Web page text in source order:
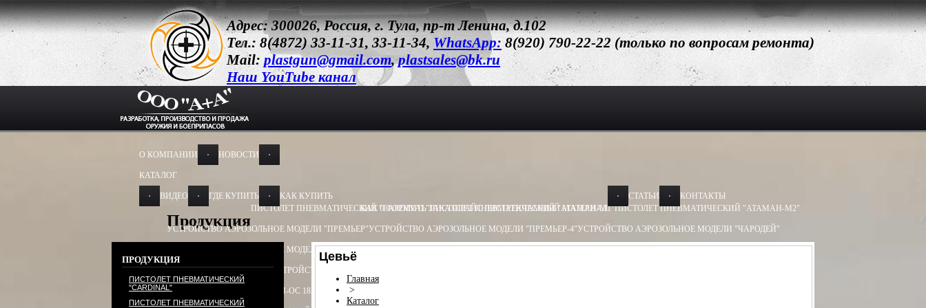
Адрес: 300026, Россия, г. Тула, пр-т Ленина, д.102
Тел.: 8(4872) 33-11-31, 33-11-34, WhatsApp:8(920) 790-22-22 (только по вопросам ремонта)
Mail: plastgun@gmail.com,plastsales@bk.ru
Наш YouTube канал
О КОМПАНИИ НОВОСТИ
КАТАЛОГ
Продукция
ПИСТОЛЕТ ПНЕВМАТИЧЕСКИЙ "CARDINAL"ПИСТОЛЕТ ПНЕВМАТИЧЕСКИЙ "АТАМАН-М1"ПИСТОЛЕТ ПНЕВМАТИЧЕСКИЙ "АТАМАН-М2"
УСТРОЙСТВО АЭРОЗОЛЬНОЕ МОДЕЛИ "ПРЕМЬЕР"УСТРОЙСТВО АЭРОЗОЛЬНОЕ МОДЕЛИ "ПРЕМЬЕР-4"УСТРОЙСТВО АЭРОЗОЛЬНОЕ МОДЕЛИ "ЧАРОДЕЙ"
УСТРОЙСТВО АЭРОЗОЛЬНОЕ МОДЕЛИ "ОБЕРЕГ"
УСТРОЙСТВО ПУСКОВОЕУСТРОЙСТВО ПУСКОВОЕ ПУ - 3
БАМ-ОС+CR 13Х50, 13Х60 БАМ-ОС 18Х55 БАМ-ОС 18Х51
ВИДЕО ГДЕ КУПИТЬ
КАК КУПИТЬ
КАК ОФОРМИТЬ ЗАКАЗПРАЙС ЛИСТРЕКЛАМНЫЙ МАТЕРИАЛ
СТАТЬИ КОНТАКТЫ
ПРОДУКЦИЯ
ПИСТОЛЕТ ПНЕВМАТИЧЕСКИЙ
"CARDINAL"
ПИСТОЛЕТ ПНЕВМАТИЧЕСКИЙ
Цевьё
Главная
>
Каталог